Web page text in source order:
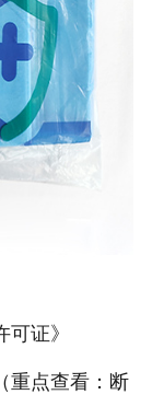
证》
点查看：断